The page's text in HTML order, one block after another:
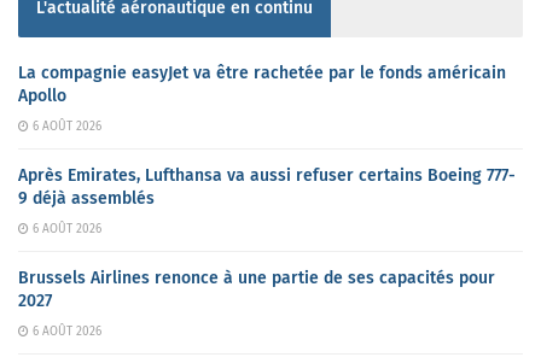
L'actualité aéronautique en continu
La compagnie easyJet va être rachetée par le fonds américain
Apollo
6 AOÛT 2026
Après Emirates, Lufthansa va aussi refuser certains Boeing 777-
9 déjà assemblés
6 AOÛT 2026
Brussels Airlines renonce à une partie de ses capacités pour
2027
6 AOÛT 2026